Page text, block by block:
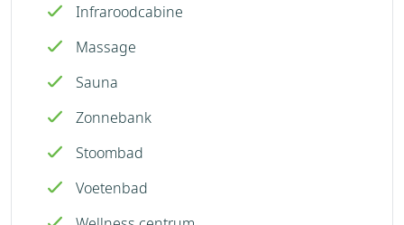
Infraroodcabine
Massage
Sauna
Zonnebank
Stoombad
Voetenbad